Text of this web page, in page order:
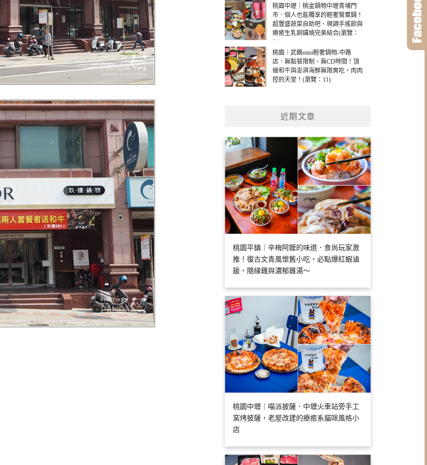
桃園中壢｜桃金鍋物中壢青埔門
市．個人也能獨享的輕奢鴛鴦鍋！
超豐盛蔬菜自助吧、現調手搖飲與
療癒生乳銅鑼燒完美結合(瀏覽：
31)
桃園｜武鶴mini輕奢鍋物-中路
店．無點餐限制、無CD時間！頂
級和牛與澎湃海鮮無限爽吃，肉肉
控的天堂！(瀏覽：11)
近期文章
桃園平鎮｜辛梅阿嬤的味道．食尚玩家激
推！復古文青風懷舊小吃，必點爆紅蝦滷
飯、隨緣雞與濃郁雞湯～
桃園中壢｜喵派披薩．中壢火車站旁手工
窯烤披薩，老屋改建的療癒系貓咪風格小
店